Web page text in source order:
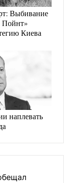
Выбивание
Пойнт»
Киева
наплевать